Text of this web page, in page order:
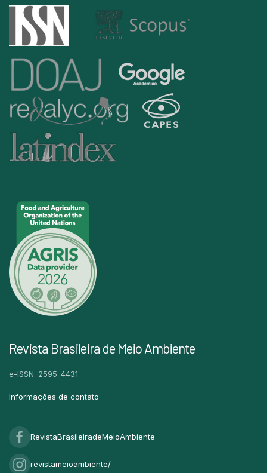
Revista Brasileira de Meio Ambiente
e-ISSN: 2595-4431
Informações de contato
RevistaBrasileiradeMeioAmbiente
revistameioambiente/